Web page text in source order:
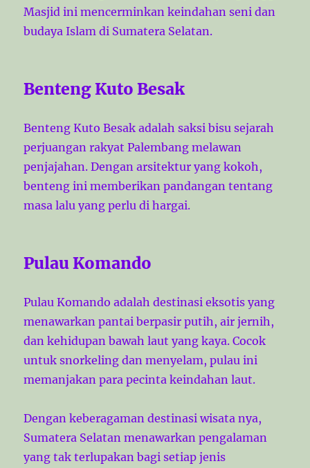
Masjid ini mencerminkan keindahan seni dan
budaya Islam di Sumatera Selatan.
Benteng Kuto Besak
Benteng Kuto Besak adalah saksi bisu sejarah
perjuangan rakyat Palembang melawan
penjajahan. Dengan arsitektur yang kokoh,
benteng ini memberikan pandangan tentang
masa lalu yang perlu di hargai.
Pulau Komando
Pulau Komando adalah destinasi eksotis yang
menawarkan pantai berpasir putih, air jernih,
dan kehidupan bawah laut yang kaya. Cocok
untuk snorkeling dan menyelam, pulau ini
memanjakan para pecinta keindahan laut.
Dengan keberagaman destinasi wisata nya,
Sumatera Selatan menawarkan pengalaman
yang tak terlupakan bagi setiap jenis